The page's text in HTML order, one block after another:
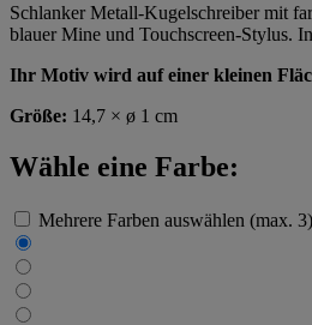
Schlanker Metall-Kugelschreiber mit
blauer Mine und Touchscreen-Stylus.
Ihr Motiv wird auf einer kleinen
Größe: 14,7 × ø 1 cm
Wähle eine Farbe:
Mehrere Farben auswählen (max. 3)